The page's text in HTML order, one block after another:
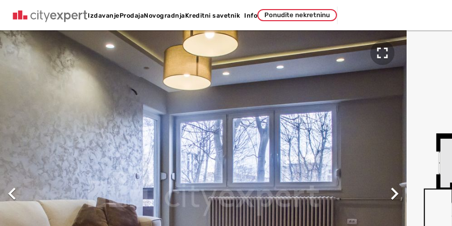
IzdavanjeProdajaNovogradnjaKreditni savetnik Info Ponudite nekretninu
 
